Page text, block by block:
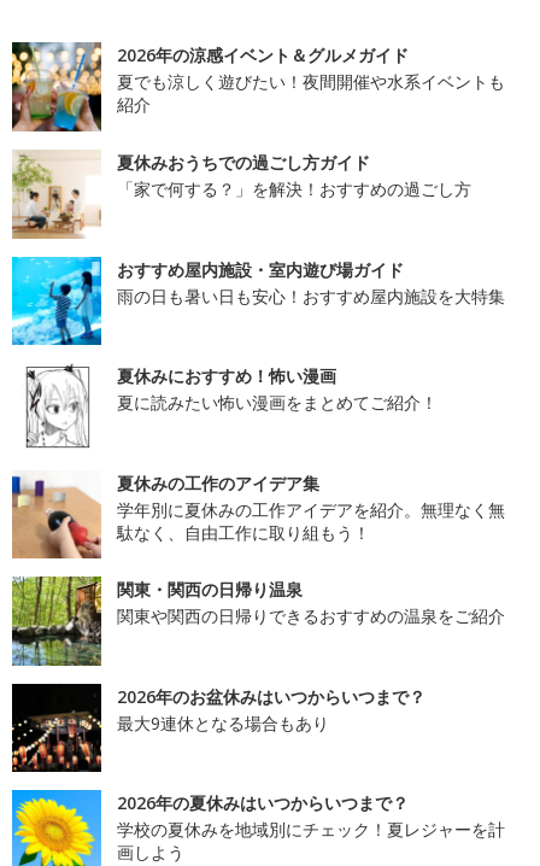
2026年の涼感イベント＆グルメガイド
夏でも涼しく遊びたい！夜間開催や水系イベントも
紹介
夏休みおうちでの過ごし方ガイド
「家で何する？」を解決！おすすめの過ごし方
おすすめ屋内施設・室内遊び場ガイド
雨の日も暑い日も安心！おすすめ屋内施設を大特集
夏休みにおすすめ！怖い漫画
夏に読みたい怖い漫画をまとめてご紹介！
夏休みの工作のアイデア集
学年別に夏休みの工作アイデアを紹介。無理なく無
駄なく、自由工作に取り組もう！
関東・関西の日帰り温泉
関東や関西の日帰りできるおすすめの温泉をご紹介
2026年のお盆休みはいつからいつまで？
最大9連休となる場合もあり
2026年の夏休みはいつからいつまで？
学校の夏休みを地域別にチェック！夏レジャーを計
画しよう